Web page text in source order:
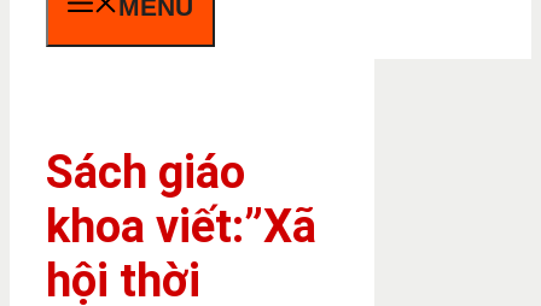
MENU
Sách giáo
khoa viết:”Xã
hội thời